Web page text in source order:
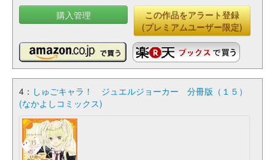
購入管理
この作品をアラート登録
(プレミアムユーザー限定)
4： しゅごキャラ！ ジュエルジョーカー 分冊版（１５）
(なかよしコミックス)